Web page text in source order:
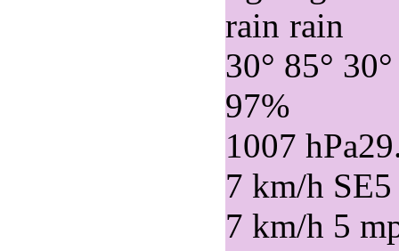
30° 85° 30°
97%
1007 hPa
7 km/h SE
7 km/h 5